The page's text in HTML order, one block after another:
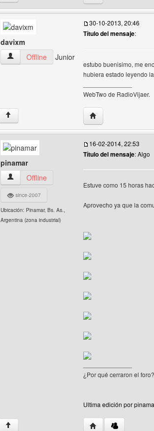
davixm
davixm Ver perfil del usuario
Offline Junior
30-10-2013, 20:46
Título del mensaje:
estubo buenisimo, me
hubiera estado leyendo
WebTwo de RadioVijaer.
↑ Visitar sitio web del
pinamar
pinamar Ver perfil del usuario
Offline
since-2007
Ubicación: Pinamar, Bs. As.,
Argentina (zona industrial)
16-02-2014, 22:53
Título del mensaje: Algo
Estuve como 15 horas
Aprovecho ya que la
¿Por qué cerraron el foro?
Ultima edición por
↑ Visitar sitio web del